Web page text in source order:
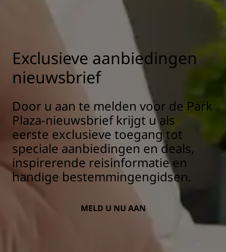
Exclusieve aanbiedingen
nieuwsbrief
Door u aan te melden voor de Park
Plaza-nieuwsbrief krijgt u als
eerste exclusieve toegang tot
speciale aanbiedingen en deals,
inspirerende reisinformatie en
handige bestemmingengidsen.
MELD U NU AAN